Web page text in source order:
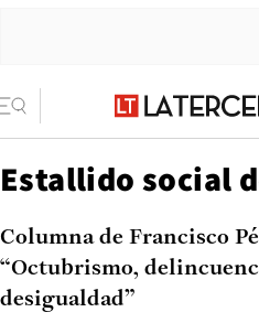
Estallido social
Columna de Francisco
“Octubrismo,
desigualdad”